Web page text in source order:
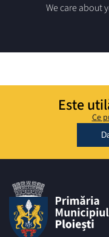
We care about
Este
Ce